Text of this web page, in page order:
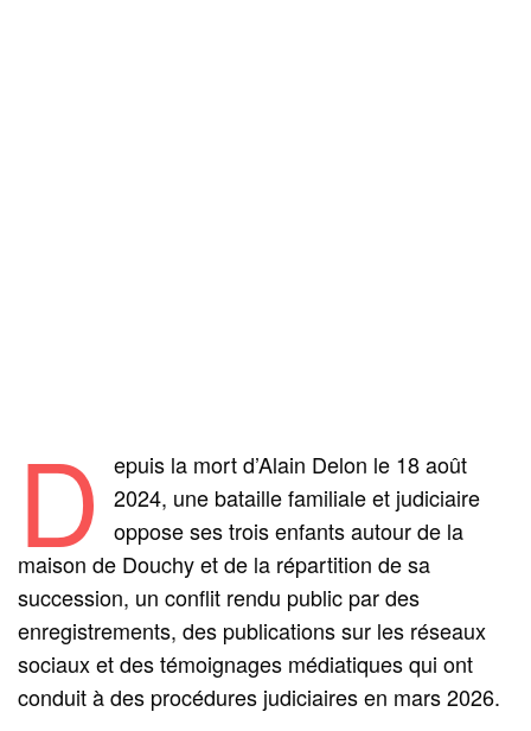
D
epuis la mort d’Alain Delon le 18 août
2024, une bataille familiale et judiciaire
oppose ses trois enfants autour de la
maison de Douchy et de la répartition de sa
succession, un conflit rendu public par des
enregistrements, des publications sur les réseaux
sociaux et des témoignages médiatiques qui ont
conduit à des procédures judiciaires en mars 2026.